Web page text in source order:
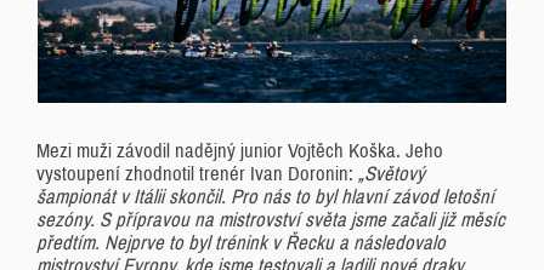
Mezi muži závodil nadějný junior Vojtěch Koška. Jeho
vystoupení zhodnotil trenér Ivan Doronin: „Světový
šampionát v Itálii skončil. Pro nás to byl hlavní závod letošní
sezóny. S přípravou na mistrovství světa jsme začali již měsíc
předtím. Nejprve to byl trénink v Řecku a následovalo
mistrovství Evropy, kde jsme testovali a ladili nové draky.